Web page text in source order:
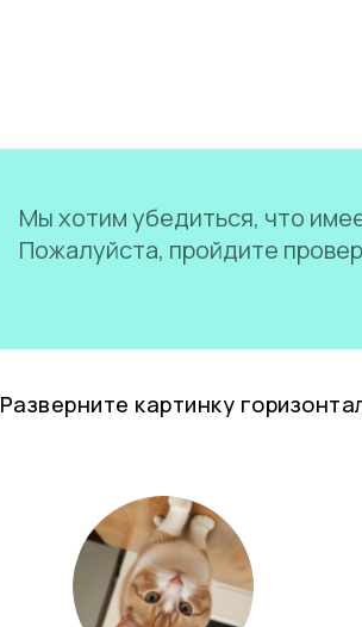
Мы хотим убедиться, что
Пожалуйста, пройдите
Разверните картинку